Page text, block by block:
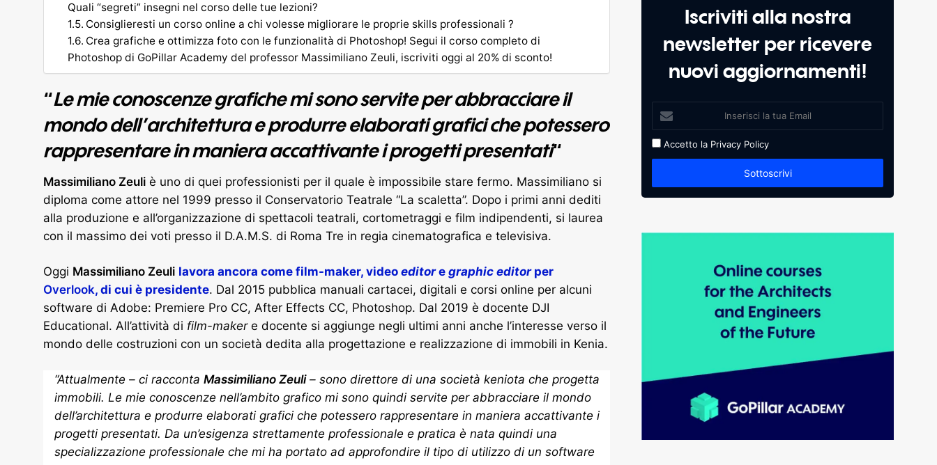
Quali “segreti” insegni nel corso delle tue lezioni?
Consiglieresti un corso online a chi volesse migliorare le proprie skills professionali ?
Crea grafiche e ottimizza foto con le funzionalità di Photoshop! Segui il corso completo di
Photoshop di GoPillar Academy del professor Massimiliano Zeuli, iscriviti oggi al 20% di sconto!
“Le mie conoscenze grafiche mi sono servite per abbracciare il
mondo dell’architettura e produrre elaborati grafici che potessero
rappresentare in maniera accattivante i progetti presentati“
Massimiliano Zeuli è uno di quei professionisti per il quale è impossibile stare fermo. Massimiliano si
diploma come attore nel 1999 presso il Conservatorio Teatrale “La scaletta”. Dopo i primi anni dediti
alla produzione e all’organizzazione di spettacoli teatrali, cortometraggi e film indipendenti, si laurea
con il massimo dei voti presso il D.A.M.S. di Roma Tre in regia cinematografica e televisiva.
Oggi Massimiliano Zeuli lavora ancora come film-maker, video editore graphic editorper
Overlook, di cui è presidente. Dal 2015 pubblica manuali cartacei, digitali e corsi online per alcuni
software di Adobe: Premiere Pro CC, After Effects CC, Photoshop. Dal 2019 è docente DJI
Educational. All’attività di film-makere docente si aggiunge negli ultimi anni anche l’interesse verso il
mondo delle costruzioni con un società dedita alla progettazione e realizzazione di immobili in Kenia.
“Attualmente – ci raccontaMassimilianoZeuli– sono direttore di una società keniota che progetta
immobili. Le mie conoscenze nell’ambito grafico mi sono quindi servite per abbracciare il mondo
dell’architettura e produrre elaborati grafici che potessero rappresentare in maniera accattivante i
progetti presentati. Da un’esigenza strettamente professionale e pratica è nata quindi una
specializzazione professionale che mi ha portato ad approfondire il tipo di utilizzo di un software
Iscriviti alla nostra
newsletter per ricevere
nuovi aggiornamenti!
Accetto la Privacy Policy